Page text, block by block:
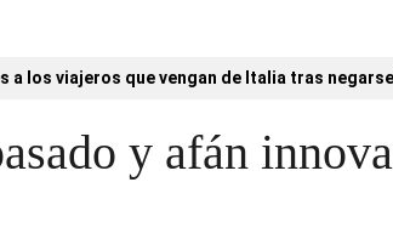
a los viajeros que vengan de Italia tras
y afán